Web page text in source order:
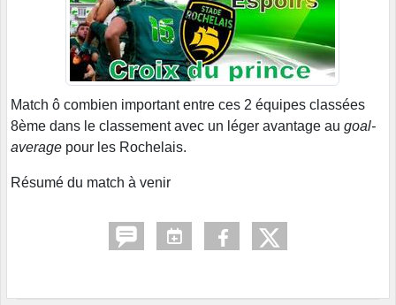
Match ô combien important entre ces 2 équipes classées
8ème dans le classement avec un léger avantage au goal-
average pour les Rochelais.
Résumé du match à venir